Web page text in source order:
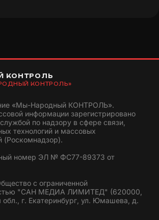
КОНТРОЛЬ
КОНТРОЛЬ»
«Мы-Народный КОНТРОЛЬ».
информации зарегистрировано
по надзору в сфере связи,
технологий и массовых
(Роскомнадзор).
номер ЭЛ № ФС77-89373 от
с ограниченной
"САН МЕДИА ЛИМИТЕД" (620000,
обл., г. Екатеринбург, ул. Юмашева, д.